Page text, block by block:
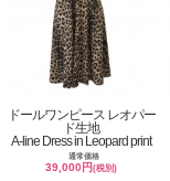
ドールワンピース レオパー
ド生地
A-line Dress in Leopard print
通常価格
39,000円(税別)